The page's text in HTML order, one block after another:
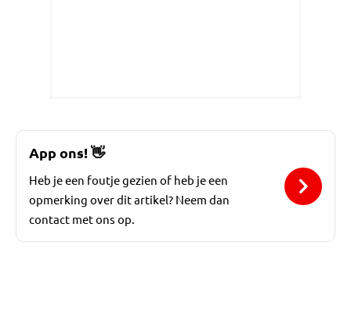
App ons!👋
Heb je een foutje gezien of heb je een
opmerking over dit artikel? Neem dan
contact met ons op.